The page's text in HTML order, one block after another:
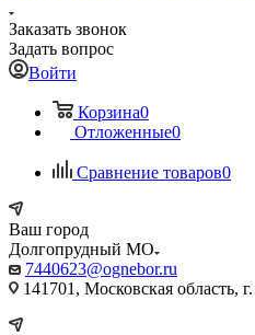
Заказать звонок
Задать вопрос
Войти
Корзина0
Отложенные0
Сравнение товаров0
Ваш город
Долгопрудный МО
7440623@ognebor.ru
141701, Московская область,